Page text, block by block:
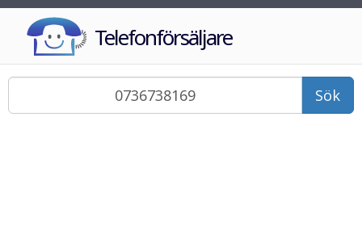
Telefonförsäljare
Sök